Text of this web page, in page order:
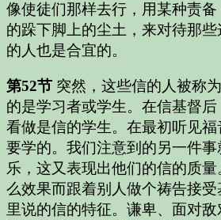
像使徒们那样去行，用某种责
的跺下脚上的尘土，来对待那
的人也是合宜的。
第52节 突然，这些信的人被称
的是学习者或学生。在信基督
看做是信的学生。在最初听见
要学的。我们注意到的另一件
乐，这又表现出他们的信的质
么效果而跟着别人做个祷告接
里说的信的特征。谦卑、面对